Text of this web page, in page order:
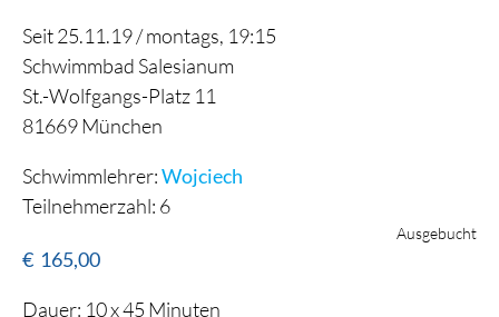
Seit 25.11.19 / montags, 19:15
Schwimmbad Salesianum
St.-Wolfgangs-Platz 11
81669 München
Schwimmlehrer:Wojciech
Teilnehmerzahl: 6
Ausgebucht
€ 165,00
Dauer: 10 x 45 Minuten